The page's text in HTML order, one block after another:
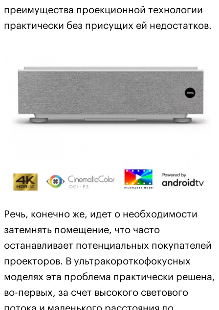
преимущества проекционной технологии
практически без присущих ей недостатков.
Речь, конечно же, идет о необходимости
затемнять помещение, что часто
останавливает потенциальных покупателей
проекторов. В ультракороткофокусных
моделях эта проблема практически решена,
во-первых, за счет высокого светового